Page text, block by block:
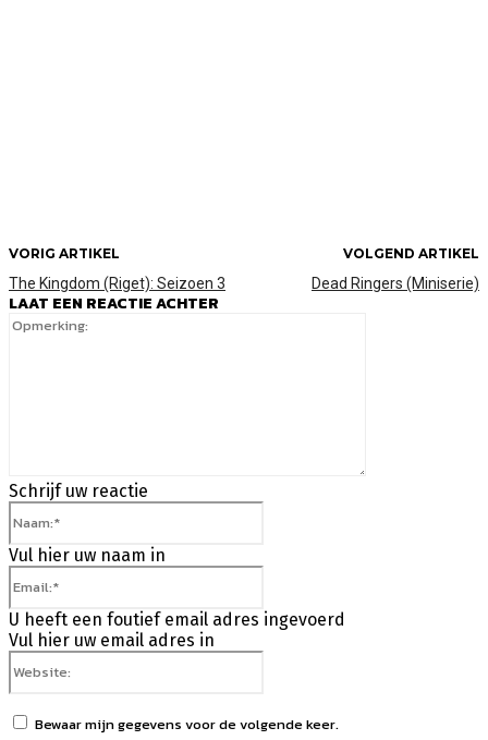
VORIG ARTIKEL
The Kingdom (Riget): Seizoen 3
VOLGEND ARTIKEL
Dead Ringers (Miniserie)
LAAT EEN REACTIE ACHTER
Schrijf uw reactie
Vul hier uw naam in
U heeft een foutief email adres ingevoerd
Vul hier uw email adres in
Bewaar mijn gegevens voor de volgende keer.